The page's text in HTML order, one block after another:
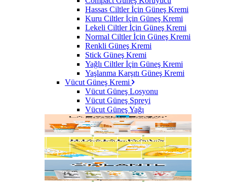
Hassas Ciltler İçin Güneş Kremi
Kuru Ciltler İçin Güneş Kremi
Lekeli Ciltler İçin Güneş Kremi
Normal Ciltler İçin Güneş Kremi
Renkli Güneş Kremi
Stick Güneş Kremi
Yağlı Ciltler İçin Güneş Kremi
Yaşlanma Karşıtı Güneş Kremi
Vücut Güneş Kremi
Vücut Güneş Losyonu
Vücut Güneş Spreyi
Vücut Güneş Yağı